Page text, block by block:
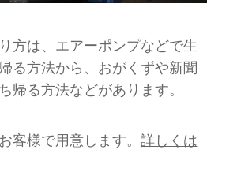
方は、エアーポンプなどで生
る方法から、おがくずや新聞
帰る方法などがあります。
客様で用意します。詳しくは